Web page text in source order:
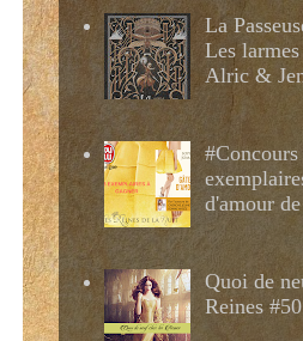
La
Les
Alric &
d'amour
Quoi de
Reines #50